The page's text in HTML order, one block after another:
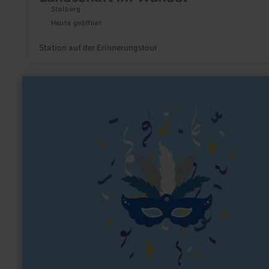
Stolberg
Heute geöffnet
Station auf der Erinnerungstour